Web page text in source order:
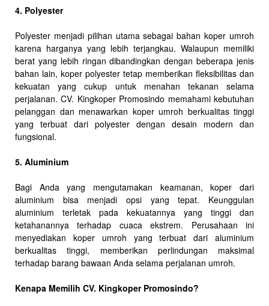
4. Polyester
Polyester menjadi pilihan utama sebagai bahan koper umroh
karena harganya yang lebih terjangkau. Walaupun memiliki
berat yang lebih ringan dibandingkan dengan beberapa jenis
bahan lain, koper polyester tetap memberikan fleksibilitas dan
kekuatan yang cukup untuk menahan tekanan selama
perjalanan. CV. Kingkoper Promosindo memahami kebutuhan
pelanggan dan menawarkan koper umroh berkualitas tinggi
yang terbuat dari polyester dengan desain modern dan
fungsional.
5. Aluminium
Bagi Anda yang mengutamakan keamanan, koper dari
aluminium bisa menjadi opsi yang tepat. Keunggulan
aluminium terletak pada kekuatannya yang tinggi dan
ketahanannya terhadap cuaca ekstrem. Perusahaan ini
menyediakan koper umroh yang terbuat dari aluminium
berkualitas tinggi, memberikan perlindungan maksimal
terhadap barang bawaan Anda selama perjalanan umroh.
Kenapa Memilih CV. Kingkoper Promosindo?